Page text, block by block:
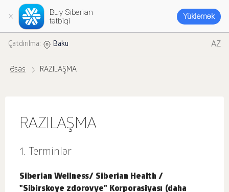
Buy Siberian
tətbiqi
Yükləmək
Çatdırılma: Baku AZ
Əsas RAZILAŞMA
RAZILAŞMA
Terminlər
Siberian Wellness/ Siberian Health /
"Sibirskoye zdorovye" Korporasiyası (daha